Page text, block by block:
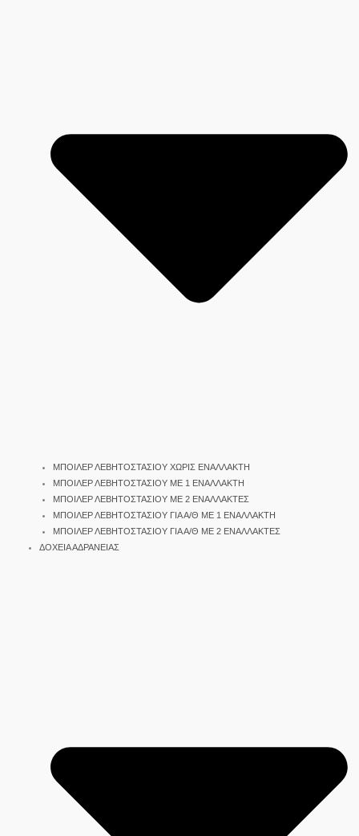
ΜΠΟΙΛΕΡ ΛΕΒΗΤΟΣΤΑΣΙΟΥ ΧΩΡΙΣ ΕΝΑΛΛΑΚΤΗ
ΜΠΟΙΛΕΡ ΛΕΒΗΤΟΣΤΑΣΙΟΥ ΜΕ 1 ΕΝΑΛΛΑΚΤΗ
ΜΠΟΙΛΕΡ ΛΕΒΗΤΟΣΤΑΣΙΟΥ ΜΕ 2 ΕΝΑΛΛΑΚΤΕΣ
ΜΠΟΙΛΕΡ ΛΕΒΗΤΟΣΤΑΣΙΟΥ ΓΙΑ Α/Θ ΜΕ 1 ΕΝΑΛΛΑΚΤΗ
ΜΠΟΙΛΕΡ ΛΕΒΗΤΟΣΤΑΣΙΟΥ ΓΙΑ Α/Θ ΜΕ 2 ΕΝΑΛΛΑΚΤΕΣ
ΔΟΧΕΙΑ ΑΔΡΑΝΕΙΑΣ